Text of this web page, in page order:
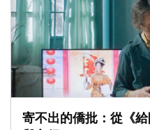
寄不出的僑批：從《